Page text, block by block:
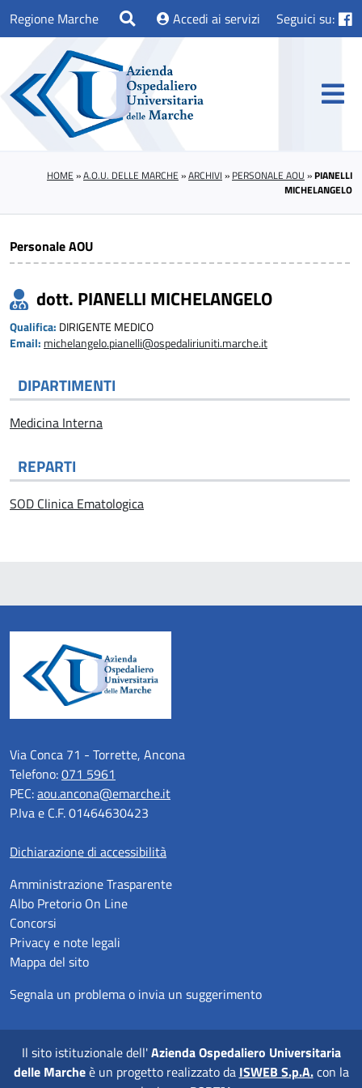
Regione Marche Accedi ai servizi Seguici su:
HOME »A.O.U. DELLE MARCHE »ARCHIVI » PERSONALE AOU »PIANELLI
MICHELANGELO
Personale AOU
dott. PIANELLI MICHELANGELO
Qualifica: DIRIGENTE MEDICO
Email: michelangelo.pianelli@ospedaliriuniti.marche.it
DIPARTIMENTI
Medicina Interna
REPARTI
SOD Clinica Ematologica
Via Conca 71 - Torrette, Ancona
Telefono:071 5961
PEC:aou.ancona@emarche.it
P.Iva e C.F. 01464630423
Dichiarazione di accessibilità
Amministrazione Trasparente
Albo Pretorio On Line
Concorsi
Privacy e note legali
Mappa del sito
Segnala un problema o invia un suggerimento
Il sito istituzionale dell'Azienda Ospedaliero Universitaria
delle Marcheè un progetto realizzato da ISWEB S.p.A.con la